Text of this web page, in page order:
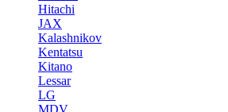
Hitachi
JAX
Kalashnikov
Kentatsu
Kitano
Lessar
LG
MDV